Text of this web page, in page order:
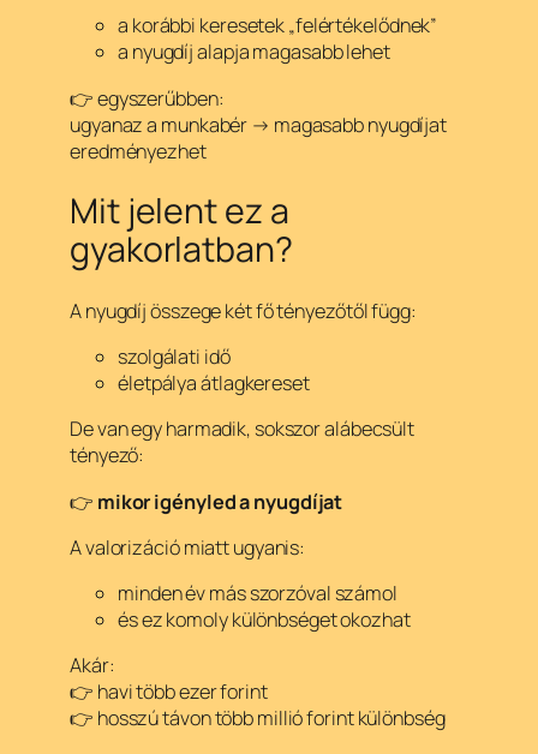
a korábbi keresetek „felértékelődnek”
a nyugdíj alapja magasabb lehet
👉 egyszerűbben:
ugyanaz a munkabér → magasabb nyugdíjat
eredményezhet
Mit jelent ez a
gyakorlatban?
A nyugdíj összege két fő tényezőtől függ:
szolgálati idő
életpálya átlagkereset
De van egy harmadik, sokszor alábecsült
tényező:
👉 mikor igényled a nyugdíjat
A valorizáció miatt ugyanis:
minden év más szorzóval számol
és ez komoly különbséget okozhat
Akár:
👉 havi több ezer forint
👉 hosszú távon több millió forint különbség